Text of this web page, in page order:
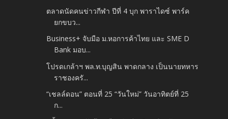
ตลาดนัดคนข่าวกีฬา ปีที่ 4 บุก พาราไดซ์ พาร์ค
ยกขบว...
Business+ จับมือ ม.หอการค้าไทย และ SME D
Bank มอบ...
โปรดเกล้าฯ พล.ท.บุญสิน พาดกลาง เป็นนายทหาร
ราชองครั...
“เชลล์ดอน” ตอนที่ 25 “วันใหม่” วันอาทิตย์ที่ 25
ก...